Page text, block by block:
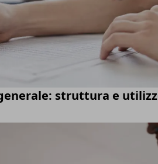
struttura e